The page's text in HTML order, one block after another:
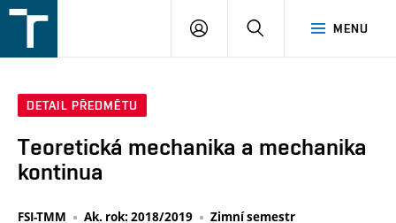
v
MENU
PŘIHLÁŠENÍ
DETAIL PŘEDMĚTU
Teoretická mechanika a mechanika
kontinua
FSI-TMM Ak. rok: 2018/2019 Zimní semestr